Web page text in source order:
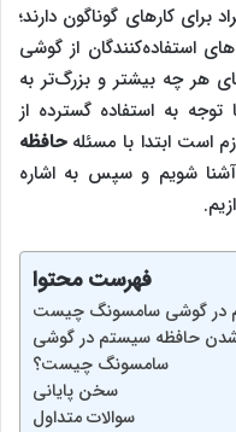
کارهای گوناگون دارند؛
استفاده‌کنندگان از گوشی
هر چه بیشتر و بزرگ‌تر به
به استفاده گسترده از
است ابتدا با مسئلهحافظه
آشنا شویم و سپس به اشاره
فهرست محتوا
در گوشی سامسونگ چیست
حافظه سیستم در گوشی
سامسونگ چیست؟
سخن پایانی
سوالات متداول